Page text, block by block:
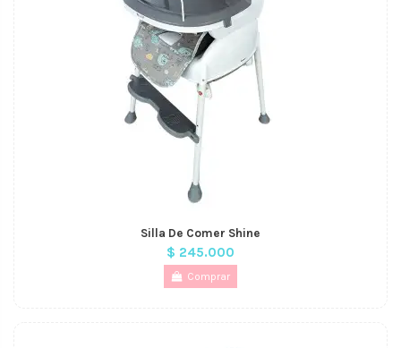
Silla De Comer Shine
$ 245.000
Comprar